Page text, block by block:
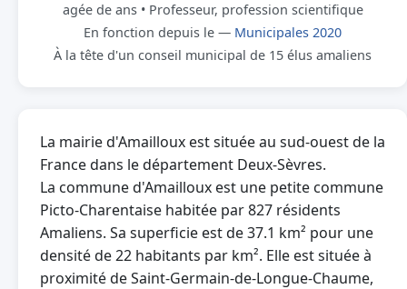
agée de ans • Professeur, profession scientifique
En fonction depuis le — Municipales 2020
À la tête d'un conseil municipal de 15 élus amaliens
La mairie d'Amailloux est située au sud-ouest de la
France dans le département Deux-Sèvres.
La commune d'Amailloux est une petite commune
Picto-Charentaise habitée par 827 résidents
Amaliens. Sa superficie est de 37.1 km² pour une
densité de 22 habitants par km². Elle est située à
proximité de Saint-Germain-de-Longue-Chaume,